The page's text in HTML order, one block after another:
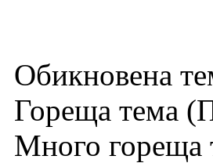
Обикновена
Гореща тема
Много гореща